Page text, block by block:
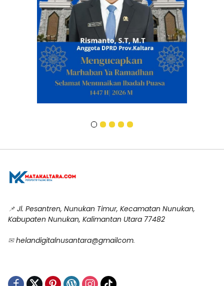
📌 Jl. Pesantren, Nunukan Timur, Kecamatan Nunukan,
Kabupaten Nunukan, Kalimantan Utara 77482
✉ helandigitalnusantara@gmailcom.